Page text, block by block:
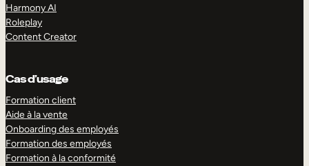
Harmony AI
Roleplay
Content Creator
Cas d’usage
Formation client
Aide à la vente
Onboarding des employés
Formation des employés
Formation à la conformité